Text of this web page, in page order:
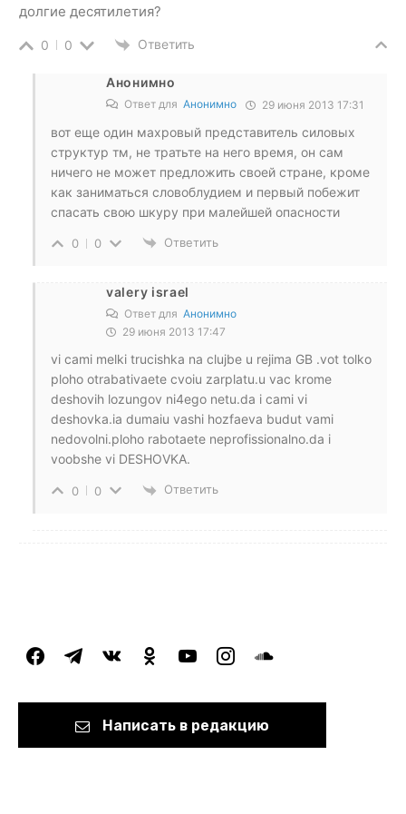
долгие десятилетия?
0 0 Ответить
Анонимно
Ответ для Анонимно 29 июня 2013 17:31
вот еще один махровый представитель силовых
структур тм, не тратьте на него время, он сам
ничего не может предложить своей стране, кроме
как заниматься словоблудием и первый побежит
спасать свою шкуру при малейшей опасности
0 0 Ответить
valery israel
Ответ для Анонимно
29 июня 2013 17:47
vi cami melki trucishka na clujbe u rejima GB .vot tolko
ploho otrabativaete cvoiu zarplatu.u vac krome
deshovih lozungov ni4ego netu.da i cami vi
deshovka.ia dumaiu vashi hozfaeva budut vami
nedovolni.ploho rabotaete neprofissionalno.da i
voobshe vi DESHOVKA.
0 0 Ответить
facebooktelegramvkontakteodnoklassniki
youtubeinstagramsoundcloud
Написать в редакцию